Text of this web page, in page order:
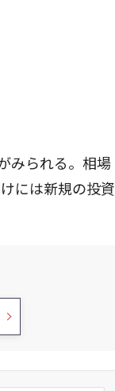
みられる。相場
には新規の投資